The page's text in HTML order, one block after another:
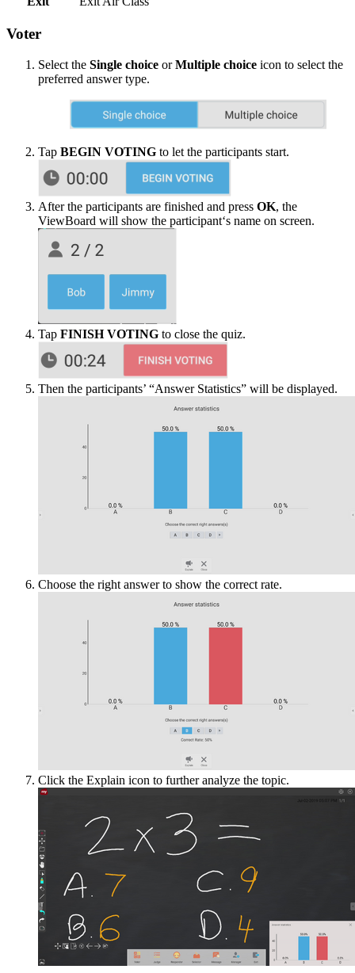
Voter
Select the Single choice orMultiple choice icon to select the
preferred answer type.
Tap BEGIN VOTING to let the participants start.
After the participants are finished and press OK, the
ViewBoard will show the participant‘s name on screen.
Tap FINISH VOTING to close the quiz.
Then the participants’ “Answer Statistics” will be displayed.
Choose the right answer to show the correct rate.
Click the Explain icon to further analyze the topic.